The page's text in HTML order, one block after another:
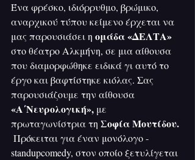
Ένα φρέσκο, ιδιόρρυθμο, βρώμικο,
αναρχικού τύπου κείμενο έρχεται να
μας παρουσιάσει η ομάδα «ΔΕΛΤΑ»
στο θέατρο Αλκμήνη, σε μια αίθουσα
που διαμορφώθηκε ειδικά γι αυτό το
έργο και βαφτίστηκε κιόλας. Σας
παρουσιάζουμε την αίθουσα
«Α΄Νευρολογική», με
πρωταγωνίστρια τη Σοφία Μουτίδου.
standupcomedy, στον οποίο ξετυλίγεται